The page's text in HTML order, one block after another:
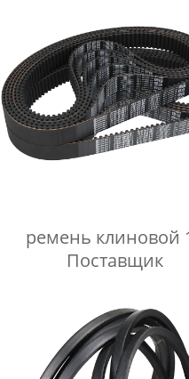
ремень клиновой
Поставщик